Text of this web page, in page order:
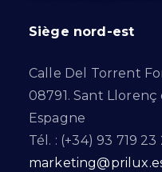
Siège nord-est
Calle Del Torrent
08791. Sant Llorenç
Espagne
Tél. : (+34) 93 719 23